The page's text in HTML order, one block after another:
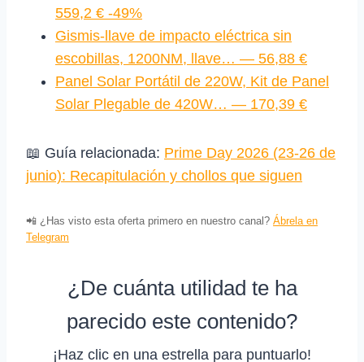
559,2 € -49%
Gismis-llave de impacto eléctrica sin
escobillas, 1200NM, llave… — 56,88 €
Panel Solar Portátil de 220W, Kit de Panel
Solar Plegable de 420W… — 170,39 €
📖 Guía relacionada: Prime Day 2026 (23‑26 de
junio): Recapitulación y chollos que siguen
📲 ¿Has visto esta oferta primero en nuestro canal? Ábrela en
Telegram
¿De cuánta utilidad te ha
parecido este contenido?
¡Haz clic en una estrella para puntuarlo!